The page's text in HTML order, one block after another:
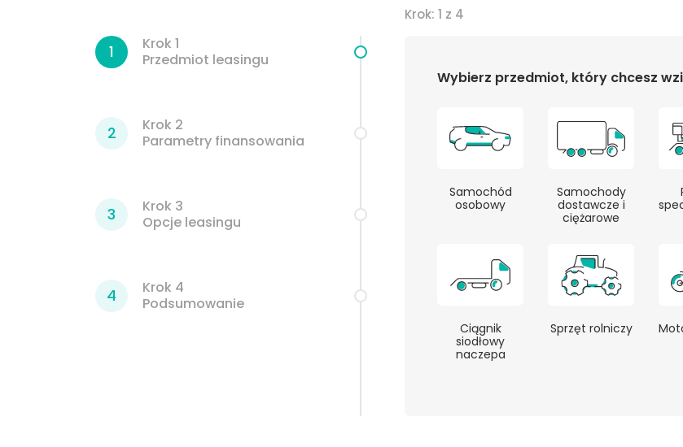
Krok: 1 z 4
1
Krok 1
Przedmiot leasingu
2
Krok 2
Parametry finansowania
3
Krok 3
Opcje leasingu
4
Krok 4
Podsumowanie
Wybierz przedmiot, który chcesz
+48 32 724 77 47
Samochód
osobowy
Samochody
dostawcze i
ciężarowe
Ciągnik
siodłowy
naczepa
Sprzęt rolniczy